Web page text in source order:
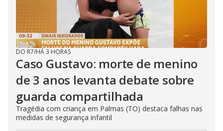
DO R7/HÁ 3 HORAS
Caso Gustavo: morte de menino
de 3 anos levanta debate sobre
guarda compartilhada
Tragédia com criança em Palmas (TO) destaca falhas nas
medidas de segurança infantil